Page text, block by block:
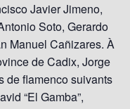
Javier Jimeno,
Soto, Gerardo
Manuel Cañizares. À
de Cadix, Jorge
de flamenco suivants
“El Gamba”,